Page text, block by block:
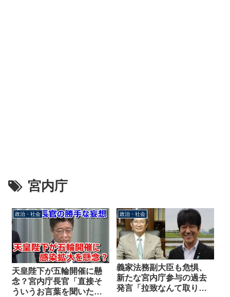
宮内庁
政治・社会
天皇陛下が五輪開催に懸
念？宮内庁長官「直接そ
ういうお言葉を聞いたこ
政治・社会
義家法務副大臣も危惧、
新たな宮内庁参与の過去
発言「拉致なんて取り上